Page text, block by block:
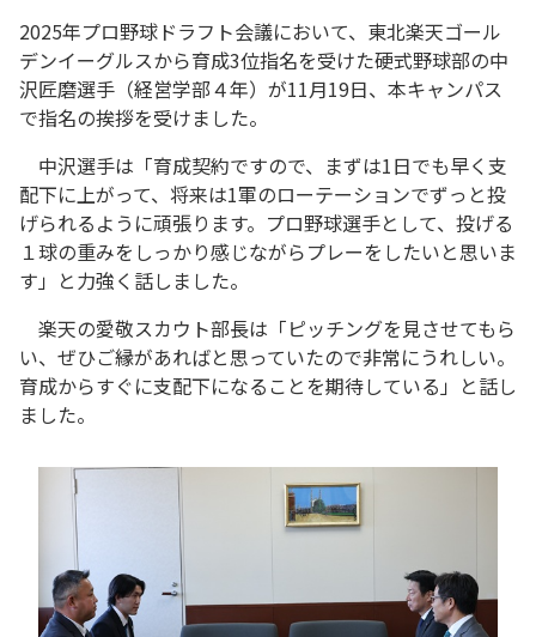
2025年プロ野球ドラフト会議において、東北楽天ゴール
デンイーグルスから育成3位指名を受けた硬式野球部の中
沢匠磨選手（経営学部４年）が11月19日、本キャンパス
で指名の挨拶を受けました。
中沢選手は「育成契約ですので、まずは1日でも早く支
配下に上がって、将来は1軍のローテーションでずっと投
げられるように頑張ります。プロ野球選手として、投げる
１球の重みをしっかり感じながらプレーをしたいと思いま
す」と力強く話しました。
楽天の愛敬スカウト部長は「ピッチングを見させてもら
い、ぜひご縁があればと思っていたので非常にうれしい。
育成からすぐに支配下になることを期待している」と話し
ました。